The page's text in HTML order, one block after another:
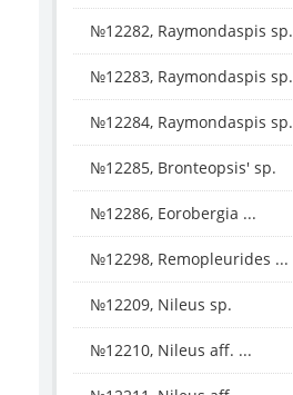
№12282, Raymondaspis sp.
№12283, Raymondaspis sp.
№12284, Raymondaspis sp.
№12285, Bronteopsis' sp.
№12286, Eorobergia ...
№12298, Remopleurides ...
№12209, Nileus sp.
№12210, Nileus aff. ...